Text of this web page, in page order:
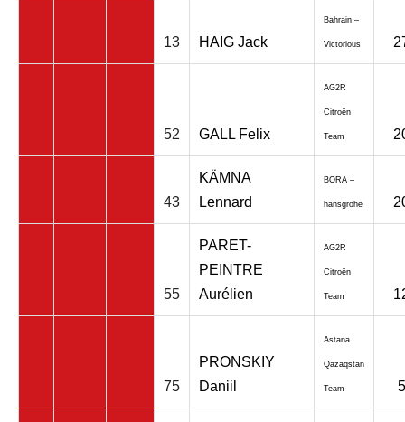
13 HAIG Jack
Bahrain –
Victorious
52 GALL Felix
AG2R
Citroën
Team
43
KÄMNA
Lennard
BORA –
hansgrohe
55
PARET-
PEINTRE
Aurélien
AG2R
Citroën
Team
75
PRONSKIY
Daniil
Astana
Qazaqstan
Team